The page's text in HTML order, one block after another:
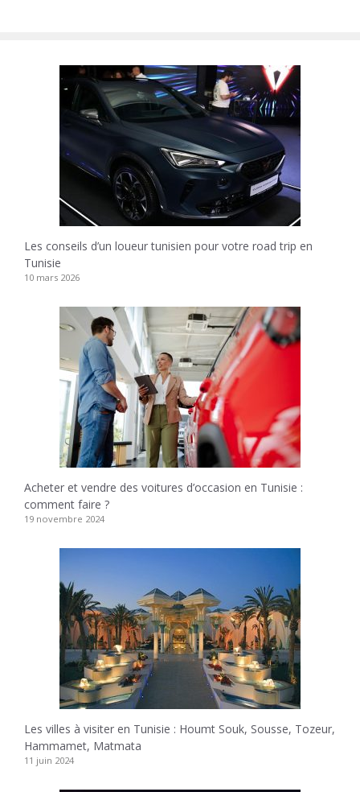
Les conseils d’un loueur tunisien pour votre road trip en
Tunisie
10 mars 2026
Acheter et vendre des voitures d’occasion en Tunisie :
comment faire ?
19 novembre 2024
Les villes à visiter en Tunisie : Houmt Souk, Sousse, Tozeur,
Hammamet, Matmata
11 juin 2024